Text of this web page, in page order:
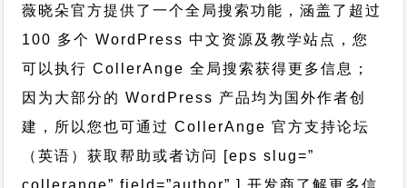
薇晓朵官方提供了一个全局搜索功能，涵盖了超过
100 多个 WordPress 中文资源及教学站点，您
可以执行 CollerAnge 全局搜索获得更多信息；
因为大部分的 WordPress 产品均为国外作者创
建，所以您也可通过CollerAnge 官方支持论坛
（英语）获取帮助或者访问 [eps slug=”
collerange” field=”author” ] 开发商了解更多信